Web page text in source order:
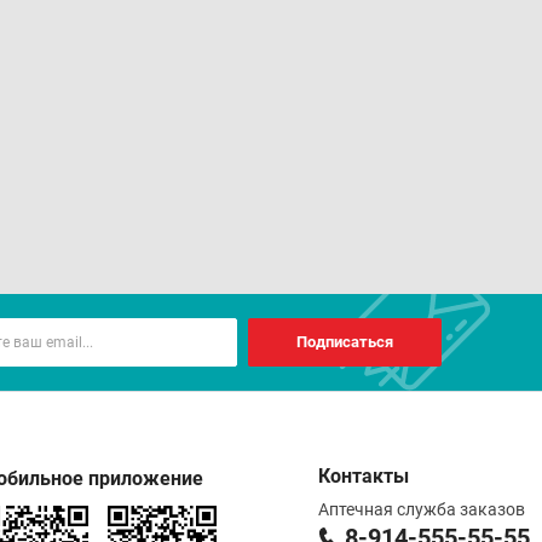
Подписаться
приложение Контакты
Аптечная служба заказов